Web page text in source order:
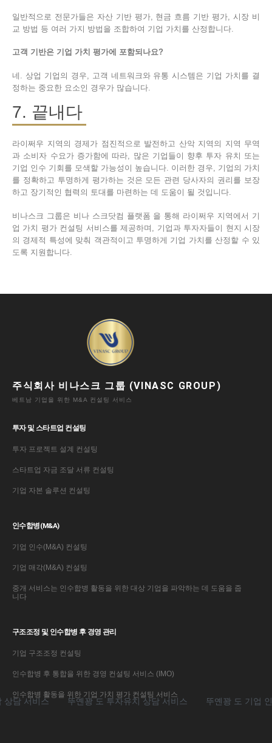
일반적으로 전문가들은 자산 기반 평가, 현금 흐름 기반 평가, 시장 비
교 방법 등 여러 가지 방법을 조합하여 기업 가치를 산정합니다.
고객 기반은 기업 가치 평가에 포함되나요?
네. 상업 기업의 경우, 고객 네트워크와 유통 시스템은 기업 가치를 결
정하는 중요한 요소인 경우가 많습니다.
7. 끝내다
라이쩌우 지역의 경제가 점진적으로 발전하고 산악 지역의 지역 무역
과 소비자 수요가 증가함에 따라, 많은 기업들이 향후 투자 유치 또는
기업 인수 기회를 모색할 가능성이 높습니다. 이러한 경우, 기업의 가치
를 정확하고 투명하게 평가하는 것은 모든 관련 당사자의 권리를 보장
하고 장기적인 협력의 토대를 마련하는 데 도움이 될 것입니다.
비나스크 그룹은 비나 스크닷컴 플랫폼 을 통해 라이쩌우 지역에서 기
업 가치 평가 컨설팅 서비스를 제공하며, 기업과 투자자들이 현지 시장
의 경제적 특성에 맞춰 객관적이고 투명하게 기업 가치를 산정할 수 있
도록 지원합니다.
주식회사 비나스크 그룹 (VINASC GROUP)
베트남 기업을 위한 M&A 컨설팅 서비스
투자 및 스타트업 컨설팅
투자 프로젝트 설계 컨설팅
스타트업 자금 조달 서류 컨설팅
기업 자본 솔루션 컨설팅
인수합병(M&A)
기업 인수(M&A) 컨설팅
기업 매각(M&A) 컨설팅
중개 서비스는 인수합병 활동을 위한 대상 기업을 파악하는 데 도움을 줍
니다
구조조정 및 인수합병 후 경영 관리
기업 구조조정 컨설팅
인수합병 후 통합을 위한 경영 컨설팅 서비스 (IMO)
인수합병 활동을 위한 기업 가치 평가 컨설팅 서비스
서비스 뚜옌꽝 도 투자유치 상담 서비스 뚜옌꽝 도 기업 인